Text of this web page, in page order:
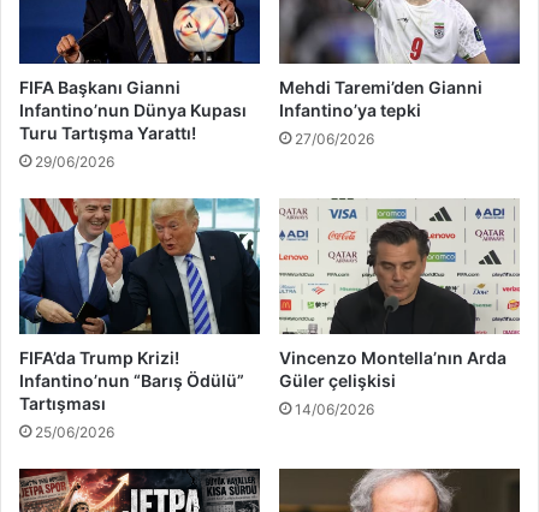
’
n
d
a
k
u
l
a
n
ı
l
a
c
a
!
.
y
a
d
a
!
.
.
FIFA Başkanı Gianni
Infantino’nun Dünya Kupası
Turu Tartışma Yarattı!
29/06/2026
Mehdi Taremi’den Gianni
Infantino’ya tepki
27/06/2026
FIFA’da Trump Krizi!
Infantino’nun “Barış Ödülü”
Tartışması
25/06/2026
Vincenzo Montella’nın Arda
Güler çelişkisi
14/06/2026